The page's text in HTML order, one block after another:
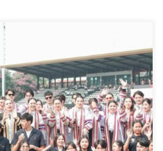
ขาการจัดการโลจิสติกส์ ที่สำเร็จ